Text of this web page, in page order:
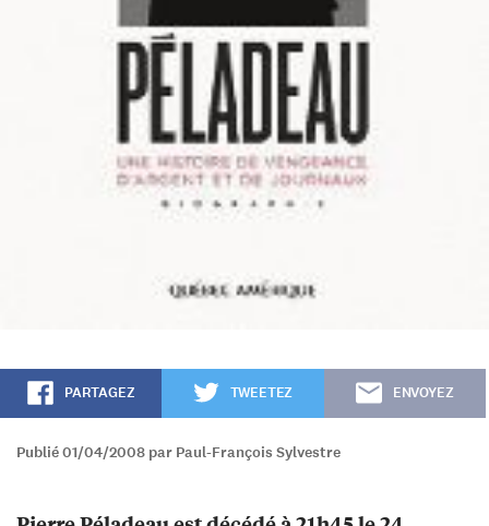
PARTAGEZ TWEETEZ ENVOYEZ
Publié 01/04/2008 par Paul-François Sylvestre